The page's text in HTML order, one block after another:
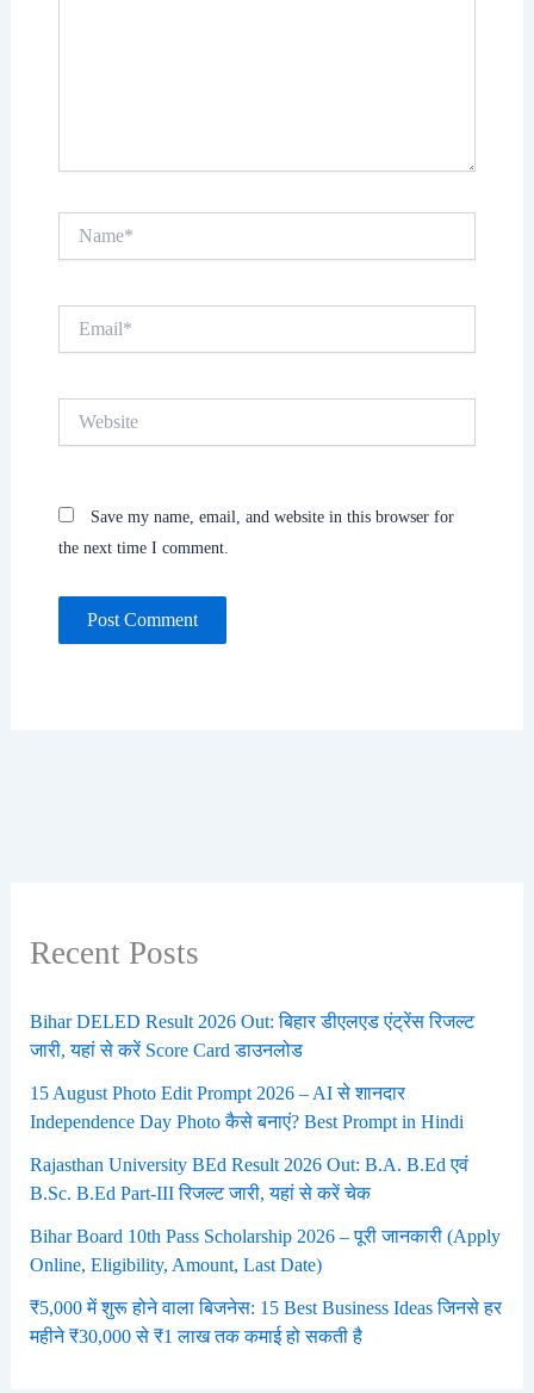
Save my name, email, and website in this browser for
the next time I comment.
Recent Posts
Bihar DELED Result 2026 Out: बिहार डीएलएड एंट्रेंस रिजल्ट
जारी, यहां से करें Score Card डाउनलोड
15 August Photo Edit Prompt 2026 – AI से शानदार
Independence Day Photo कैसे बनाएं? Best Prompt in Hindi
Rajasthan University BEd Result 2026 Out: B.A. B.Ed एवं
B.Sc. B.Ed Part-III रिजल्ट जारी, यहां से करें चेक
Bihar Board 10th Pass Scholarship 2026 – पूरी जानकारी (Apply
Online, Eligibility, Amount, Last Date)
₹5,000 में शुरू होने वाला बिजनेस: 15 Best Business Ideas जिनसे हर
महीने ₹30,000 से ₹1 लाख तक कमाई हो सकती है